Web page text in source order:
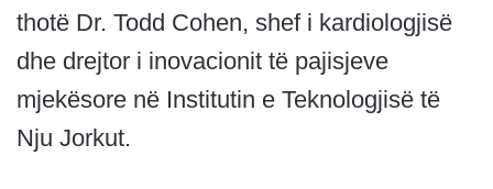
thotë Dr. Todd Cohen, shef i kardiologjisë
dhe drejtor i inovacionit të pajisjeve
mjekësore në Institutin e Teknologjisë të
Nju Jorkut.